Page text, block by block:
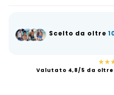
Scelto da oltre
Valutato 4,8/5 da